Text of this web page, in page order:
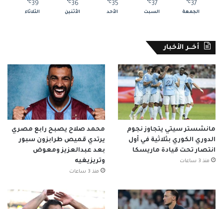
37
℃
الجمعة
37
℃
السبت
35
℃
الأحد
36
℃
الأثنين
39
℃
الثلاثاء
أخــر الأخبار
مانشستر سيتي يتجاوز نجوم
الدوري الكوري بثلاثية في أول
انتصار تحت قيادة ماريسكا
منذ 3 ساعات
محمد صلاح يصبح رابع مصري
يرتدي قميص طرابزون سبور
بعد عبدالعزيز ومعوض
وتريزيغيه
منذ 3 ساعات